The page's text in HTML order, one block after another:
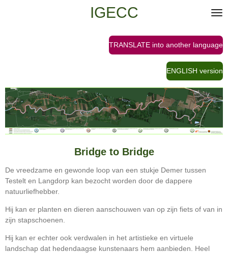
IGECC
TRANSLATE into another language
ENGLISH version
Bridge to Bridge
De vreedzame en gewonde loop van een stukje Demer tussen
Testelt en Langdorp kan bezocht worden door de dappere
natuurliefhebber.
Hij kan er planten en dieren aanschouwen van op zijn fiets of van in
zijn stapschoenen.
Hij kan er echter ook verdwalen in het artistieke en virtuele
landschap dat hedendaagse kunstenaars hem aanbieden. Heel